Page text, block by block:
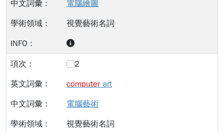
電腦繪圖
視覺藝術名詞
2
computerart
電腦藝術
視覺藝術名詞